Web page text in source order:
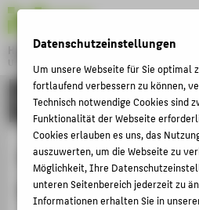
Hochschule für Technik und Wirtschaft
University of Applied Sciences
Menu
FORSCHUNG
Play, Game, Art:
Meaningful MR
THEMEN
HOCHSCHULE
CAMPUS
STUDIUM
LEHRE
Datenschutzeinstellungen
Um unsere Webseite für Sie optimal
fortlaufend verbessern zu können,
Technisch notwendige Cookies sind
Funktionalität der Webseite
Cookies erlauben es uns, das
auszuwerten, um die Webseite zu
Möglichkeit, Ihre
unteren Seitenbereich jederzeit zu
Informationen erhalten Sie in